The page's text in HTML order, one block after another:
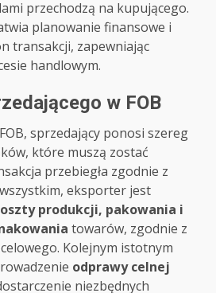
przechodzą na kupującego.
planowanie finansowe i
transakcji, zapewniając
handlowym.
w FOB
sprzedający ponosi szereg
które muszą zostać
przebiegła zgodnie z
eksporter jest
produkcji, pakowania i
towarów, zgodnie z
Kolejnym istotnym
odprawy celnej
niezbędnych